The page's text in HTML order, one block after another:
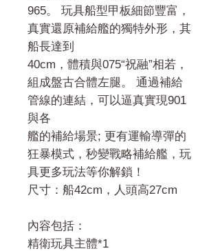
965。 玩具船型甲板細節豐富，
真實還原補給艦的獨特外形，其
船長達到
40cm，體積與075“祝融”相若，
組成盤古合體左腿。 通過補給
管線的連結，可以逼真實現901
與各
艦的補給場景; 更有運輸導彈的
狂暴模式，秒變戰略補給艦，玩
具更多玩法等你解鎖！
尺寸：船42cm，人頭高27cm
內容包括：
精衛玩具主體*1